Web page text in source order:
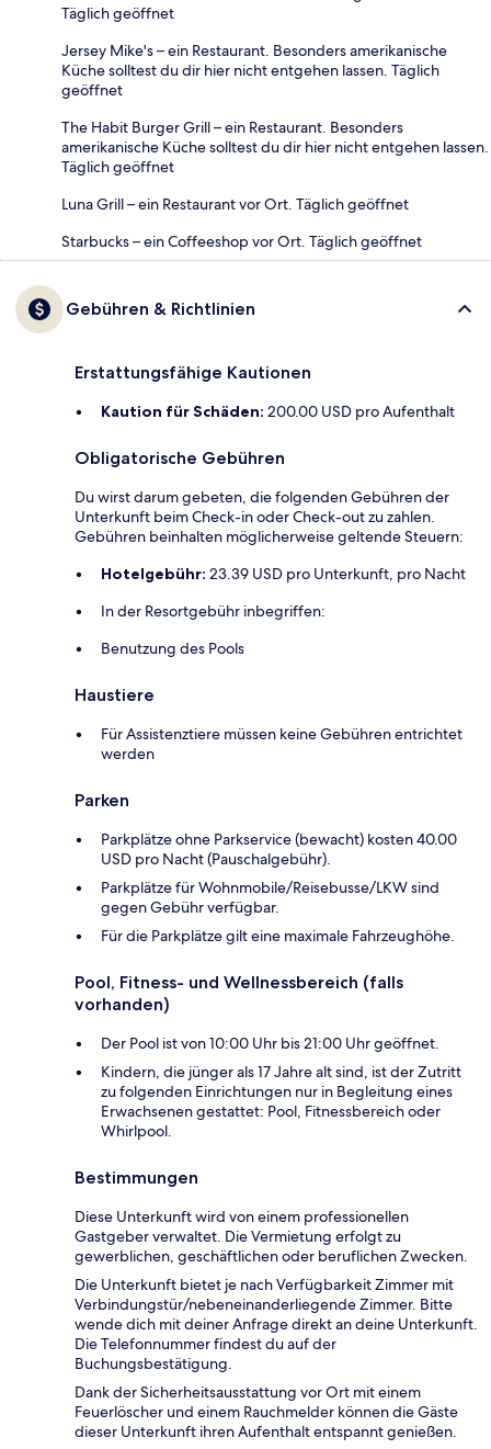
Täglich geöffnet
Jersey Mike's – ein Restaurant. Besonders amerikanische
Küche solltest du dir hier nicht entgehen lassen. Täglich
geöffnet
The Habit Burger Grill – ein Restaurant. Besonders
amerikanische Küche solltest du dir hier nicht entgehen lassen.
Täglich geöffnet
Luna Grill – ein Restaurant vor Ort. Täglich geöffnet
Starbucks – ein Coffeeshop vor Ort. Täglich geöffnet
Gebühren & Richtlinien
Erstattungsfähige Kautionen
Kaution für Schäden: 200.00 USD pro Aufenthalt
Obligatorische Gebühren
Du wirst darum gebeten, die folgenden Gebühren der
Unterkunft beim Check-in oder Check-out zu zahlen.
Gebühren beinhalten möglicherweise geltende Steuern:
Hotelgebühr: 23.39 USD pro Unterkunft, pro Nacht
In der Resortgebühr inbegriffen:
Benutzung des Pools
Haustiere
Für Assistenztiere müssen keine Gebühren entrichtet
werden
Parken
Parkplätze ohne Parkservice (bewacht) kosten 40.00
USD pro Nacht (Pauschalgebühr).
Parkplätze für Wohnmobile/Reisebusse/LKW sind
gegen Gebühr verfügbar.
Für die Parkplätze gilt eine maximale Fahrzeughöhe.
Pool, Fitness- und Wellnessbereich (falls
vorhanden)
Der Pool ist von 10:00 Uhr bis 21:00 Uhr geöffnet.
Kindern, die jünger als 17 Jahre alt sind, ist der Zutritt
zu folgenden Einrichtungen nur in Begleitung eines
Erwachsenen gestattet: Pool, Fitnessbereich oder
Whirlpool.
Bestimmungen
Diese Unterkunft wird von einem professionellen
Gastgeber verwaltet. Die Vermietung erfolgt zu
gewerblichen, geschäftlichen oder beruflichen Zwecken.
Die Unterkunft bietet je nach Verfügbarkeit Zimmer mit
Verbindungstür/nebeneinanderliegende Zimmer. Bitte
wende dich mit deiner Anfrage direkt an deine Unterkunft.
Die Telefonnummer findest du auf der
Buchungsbestätigung.
Dank der Sicherheitsausstattung vor Ort mit einem
Feuerlöscher und einem Rauchmelder können die Gäste
dieser Unterkunft ihren Aufenthalt entspannt genießen.